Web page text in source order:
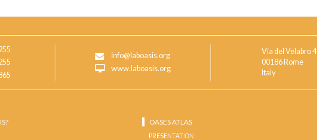
info@laboasis.org
www.laboasis.org
Via del Velabro 4
00186 Rome
Italy
OASES ATLAS
PRESENTATION